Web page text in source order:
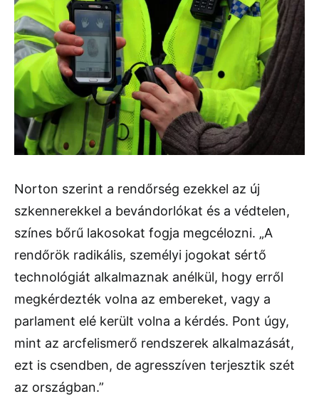
Norton szerint a rendőrség ezekkel az új
szkennerekkel a bevándorlókat és a védtelen,
színes bőrű lakosokat fogja megcélozni. „A
rendőrök radikális, személyi jogokat sértő
technológiát alkalmaznak anélkül, hogy erről
megkérdezték volna az embereket, vagy a
parlament elé került volna a kérdés. Pont úgy,
mint az arcfelismerő rendszerek alkalmazását,
ezt is csendben, de agresszíven terjesztik szét
az országban.”